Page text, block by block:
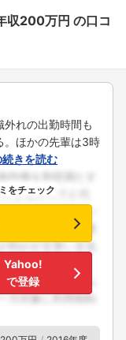
収200万円 の口コ
れの出勤時間も
。ほかの先輩は3時
きを読む
をチェック
Yahoo!
で登録